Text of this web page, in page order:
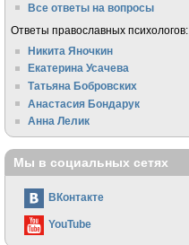
Все ответы на вопросы
Ответы православных психологов:
Никита Яночкин
Екатерина Усачева
Татьяна Бобровских
Анастасия Бондарук
Анна Лелик
Мы в социальных сетях
ВКонтакте
YouTube